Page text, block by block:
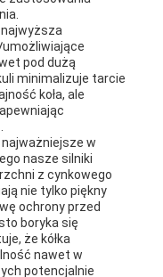
najwyższa
pod dużą
minimalizuje tarcie
koła, ale
w
nasze silniki
z cynkowego
nie tylko piękny
ochrony przed
boryka się
że kółka
nawet w
potencjalnie